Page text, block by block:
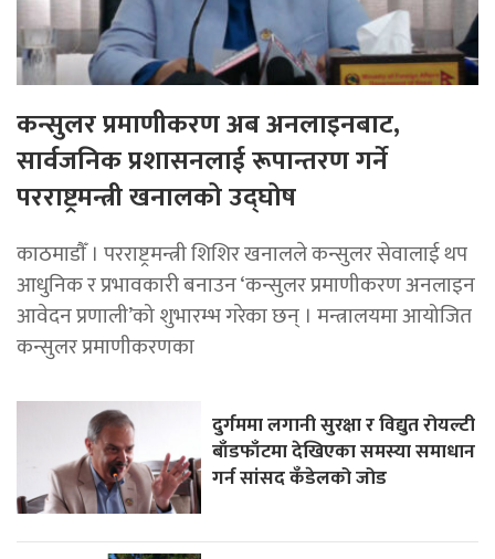
कन्सुलर प्रमाणीकरण अब अनलाइनबाट,
सार्वजनिक प्रशासनलाई रूपान्तरण गर्ने
परराष्ट्रमन्त्री खनालको उद्घोष
काठमाडाैँ । परराष्ट्रमन्त्री शिशिर खनालले कन्सुलर सेवालाई थप
आधुनिक र प्रभावकारी बनाउन ‘कन्सुलर प्रमाणीकरण अनलाइन
आवेदन प्रणाली’को शुभारम्भ गरेका छन् । मन्त्रालयमा आयोजित
कन्सुलर प्रमाणीकरणका
दुर्गममा लगानी सुरक्षा र विद्युत रोयल्टी
बाँडफाँटमा देखिएका समस्या समाधान
गर्न सांसद कँडेलको जोड